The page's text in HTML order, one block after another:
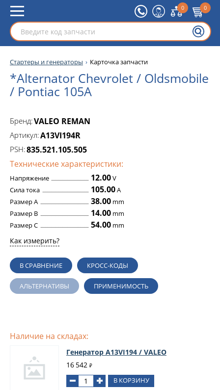
0 0
Стартеры и генераторы Карточка запчасти
*Alternator Chevrolet / Oldsmobile
/ Pontiac 105A
Бренд:VALEO REMAN
Артикул:A13VI194R
PSH:835.521.105.505
Технические характеристики:
Напряжение 12.00V
Сила тока
105.00A
Размер A
38.00 mm
Размер B
14.00 mm
Размер C
54.00 mm
Как измерить?
В СРАВНЕНИЕ КРОСС-КОДЫ
АЛЬТЕРНАТИВЫ ПРИМЕНИМОСТЬ
Наличие на складах:
Генератор A13VI194 / VALEO
16 542 ₽
В КОРЗИНУ